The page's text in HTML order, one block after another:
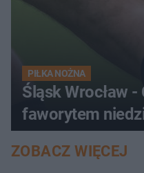
PIŁKA NOŻNA
Śląsk Wrocław
faworytem
ZOBACZ WIĘCEJ